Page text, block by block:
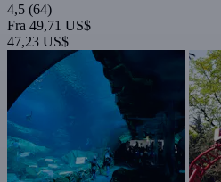
4,5 (64)
Fra 49,71 US$
47,23 US$